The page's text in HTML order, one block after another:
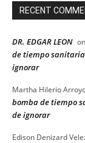
RECENT
DR. EDGAR LEON
de tiempo sanitaria
ignorar
Martha Hilerio
bomba de tiempo
de ignorar
Edison Denizard